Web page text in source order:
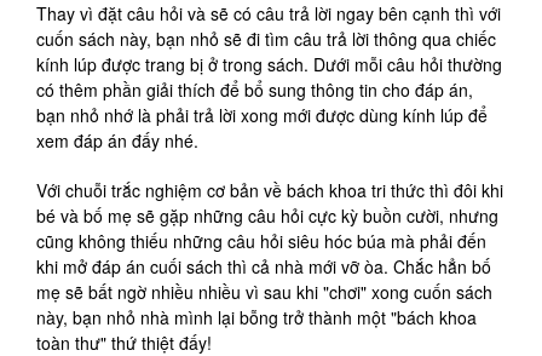
Thay vì đặt câu hỏi và sẽ có câu trả lời ngay bên cạnh thì với
cuốn sách này, bạn nhỏ sẽ đi tìm câu trả lời thông qua chiếc
kính lúp được trang bị ở trong sách. Dưới mỗi câu hỏi thường
có thêm phần giải thích để bổ sung thông tin cho đáp án,
bạn nhỏ nhớ là phải trả lời xong mới được dùng kính lúp để
xem đáp án đấy nhé.
Với chuỗi trắc nghiệm cơ bản về bách khoa tri thức thì đôi khi
bé và bố mẹ sẽ gặp những câu hỏi cực kỳ buồn cười, nhưng
cũng không thiếu những câu hỏi siêu hóc búa mà phải đến
khi mở đáp án cuối sách thì cả nhà mới vỡ òa. Chắc hẳn bố
mẹ sẽ bất ngờ nhiều nhiều vì sau khi "chơi" xong cuốn sách
này, bạn nhỏ nhà mình lại bỗng trở thành một "bách khoa
toàn thư" thứ thiệt đấy!